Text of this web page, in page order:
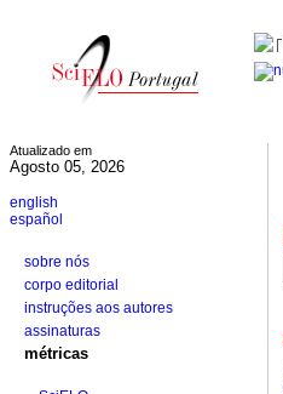
Atualizado em
Agosto 05, 2026
english
español
sobre nós
corpo editorial
instruções aos autores
assinaturas
métricas